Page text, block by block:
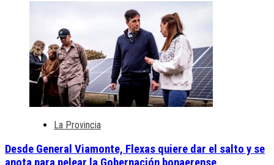
La Provincia
Desde General Viamonte, Flexas quiere dar el salto y se